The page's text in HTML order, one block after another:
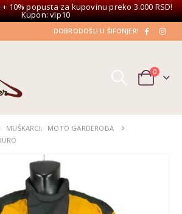
10% popusta za kupovinu preko 3.000 RSD!
Kupon: vip10
DOBRODOŠLI U ŠIFONJER!
0
MUŠKARCI,
MOTO GARDEROBA